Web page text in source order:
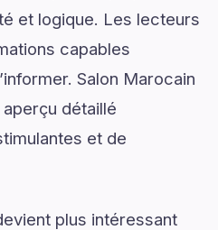
et logique. Les lecteurs
capables
Salon Marocain
détaillé
et de
plus intéressant